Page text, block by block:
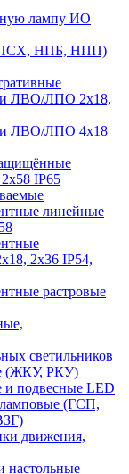
лампу ИО
НПБ, НПП)
ЛВО/ЛПО 2х18,
ЛВО/ЛПО 4х18
IP65
линейные
2х36 IP54,
растровые
светильников
(ЖКУ, РКУ)
и подвесные LED
(ГСП,
движения,
настольные